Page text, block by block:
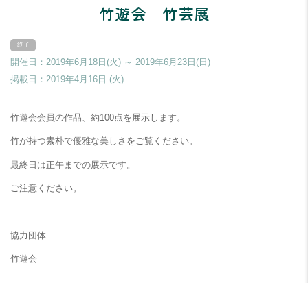
竹遊会 竹芸展
開催日：2019年6月18日(火) ～ 2019年6月23日(日)
掲載日： 2019年4月16日 (火)
竹遊会会員の作品、約100点を展示します。
竹が持つ素朴で優雅な美しさをご覧ください。
最終日は正午までの展示です。
ご注意ください。
協力団体
竹遊会